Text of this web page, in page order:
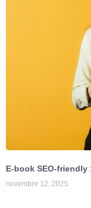
E-book SEO-
novembre 12, 2025